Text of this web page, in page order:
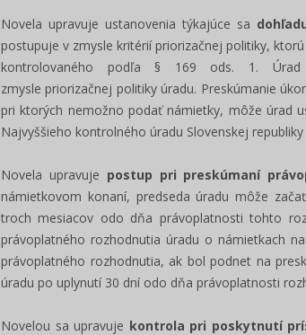
Novela upravuje ustanovenia týkajúce sa
postupuje v zmysle kritérií priorizačnej politiky,
kontrolovaného podľa § 169 ods. 1.
zmysle priorizačnej politiky úradu. Preskúmanie
pri ktorých nemožno podať námietky, môže úrad
Najvyššieho kontrolného úradu Slovenskej
Novela upravuje postup pri preskúmaní
námietkovom konaní, predseda úradu môže
troch mesiacov odo dňa právoplatnosti tohto
právoplatného rozhodnutia úradu o námietkach
právoplatného rozhodnutia, ak bol podnet na
úradu po uplynutí 30 dní odo dňa právoplatnosti
Novelou sa upravuje kontrola pri poskytnutí